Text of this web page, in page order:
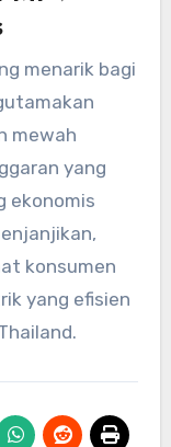
menarik bagi
mewah
yang
ekonomis
konsumen
yang efisien